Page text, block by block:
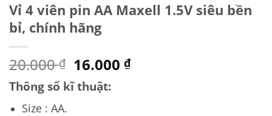
Vỉ 4 viên pin AA Maxell 1.5V siêu bền
bỉ, chính hãng
20.000₫ Giá
gốc
là:
16.000₫Giá
Thông số kĩ thuật:
Size : AA.